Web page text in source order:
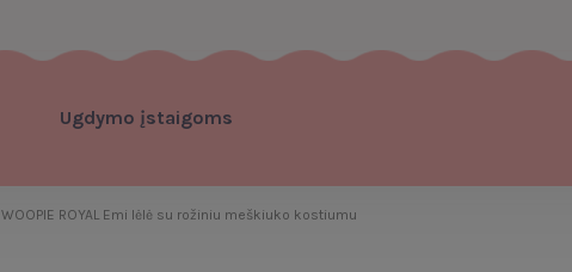
Ugdymo įstaigoms
WOOPIE ROYAL Emi lėlė su rožiniu meškiuko kostiumu